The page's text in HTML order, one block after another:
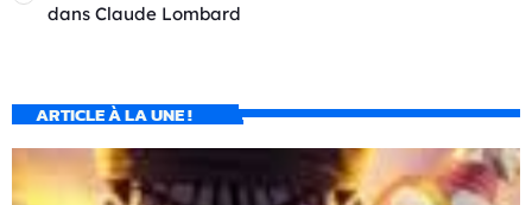
dans Claude Lombard
ARTICLE À LA UNE !